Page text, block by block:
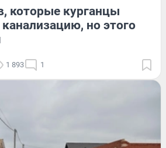
которые курганцы
но этого
1 893 1